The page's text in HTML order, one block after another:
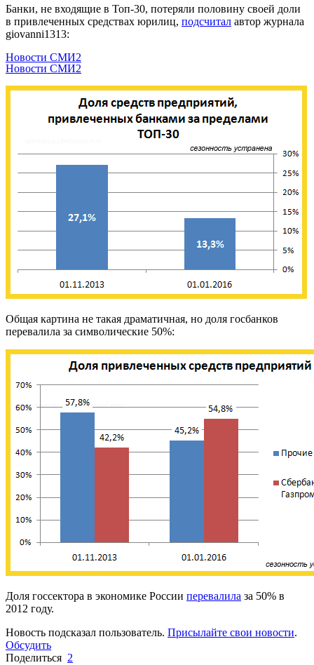
Банки, не входящие в Топ-30, потеряли половину своей доли
в привлеченных средствах юрилиц, подсчитал автор журнала
giovanni1313:
Новости СМИ2
Новости СМИ2
Общая картина не такая драматичная, но доля госбанков
перевалила за символические 50%:
Доля госсектора в экономике России перевалила за 50% в
2012 году.
Новость подсказал пользователь. Присылайте свои новости.
Обсудить
Поделиться 2